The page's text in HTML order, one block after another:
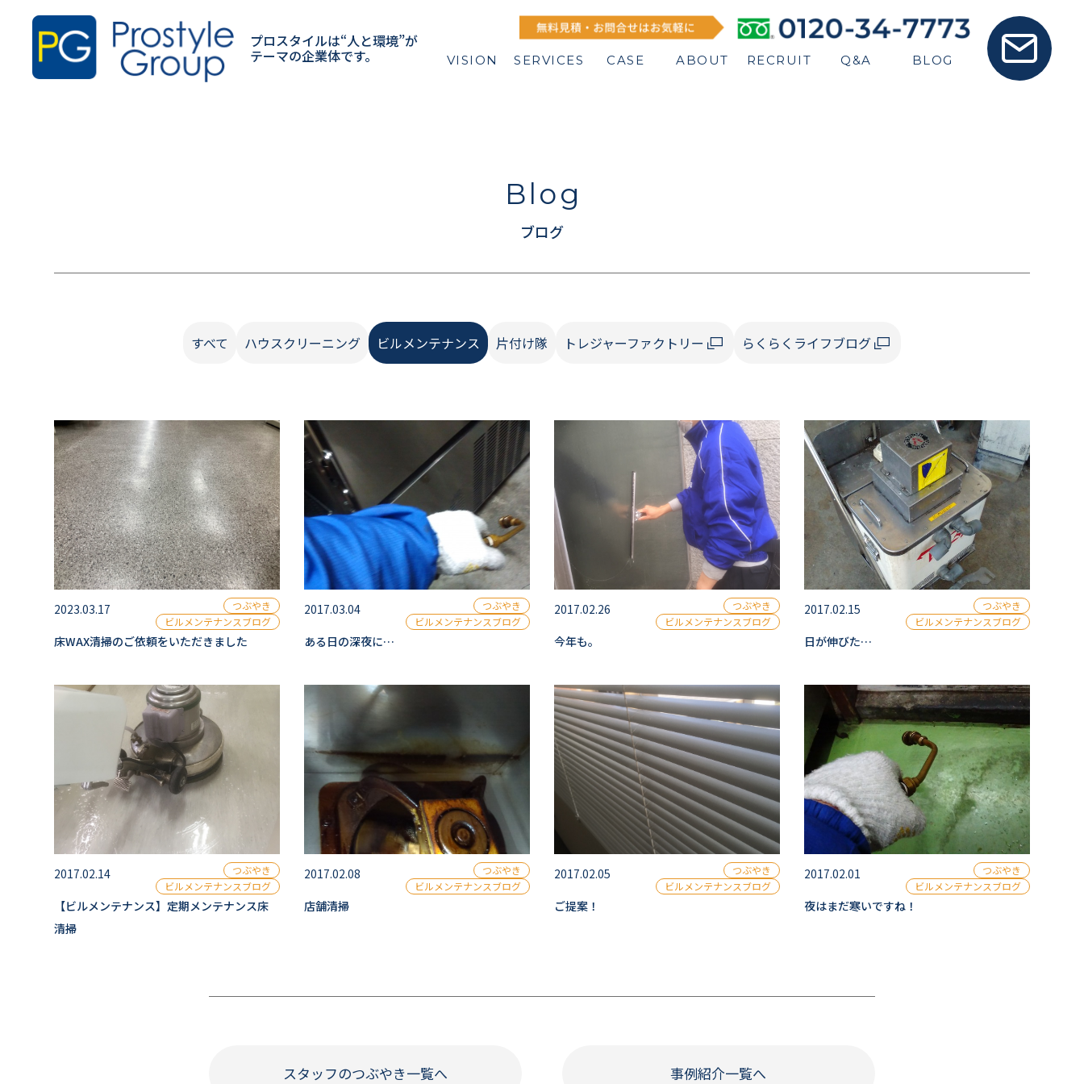
プロスタイルは“人と環境”が
テーマの企業体です。 VISION
サービス紹
介
SERVICES
事例紹介
CASE
企業情報
ABOUT
採用情報
RECRUIT
よくある
ご質問
Q&A
スタッフ
ブログ
BLOG
Blog
ブログ
すべて ハウスクリーニング ビルメンテナンス 片付け隊 トレジャーファクトリー らくらくライフブログ
2023.03.17
つぶやき
ビルメンテナンスブログ
床WAX清掃のご依頼をいただきました
2017.03.04
つぶやき
ビルメンテナンスブログ
ある日の深夜に…
2017.02.26
つぶやき
ビルメンテナンスブログ
今年も。
2017.02.15
つぶやき
ビルメンテナンスブログ
日が伸びた…
2017.02.14
つぶやき
ビルメンテナンスブログ
【ビルメンテナンス】定期メンテナンス床
清掃
2017.02.08
つぶやき
ビルメンテナンスブログ
店舗清掃
2017.02.05
つぶやき
ビルメンテナンスブログ
ご提案！
2017.02.01
つぶやき
ビルメンテナンスブログ
夜はまだ寒いですね！
スタッフのつぶやき一覧へ 事例紹介一覧へ